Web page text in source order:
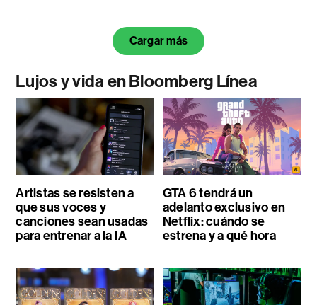
Cargar más
Lujos y vida en Bloomberg Línea
Artistas se resisten a
que sus voces y
canciones sean usadas
para entrenar a la IA
GTA 6 tendrá un
adelanto exclusivo en
Netflix: cuándo se
estrena y a qué hora